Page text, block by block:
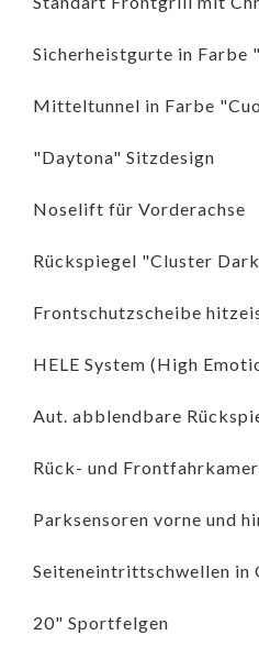
Sicherheistgurte in Farbe
Mitteltunnel in Farbe
"Daytona" Sitzdesign
Noselift für Vorderachse
Rückspiegel "Cluster
Frontschutzscheibe
HELE System (High
Aut. abblendbare
Rück- und
Parksensoren vorne und
Seiteneintrittschwellen in
20" Sportfelgen